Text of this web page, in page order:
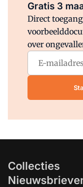
Gratis 3
Direct
over
Collecties